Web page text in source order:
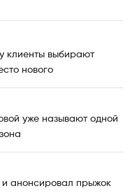
клиенты выбирают
нового
уже называют одной
анонсировал прыжок